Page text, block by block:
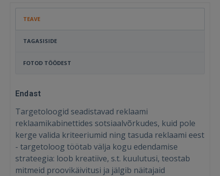
TEAVE
TAGASISIDE
FOTOD TÖÖDEST
Endast
Targetoloogid seadistavad reklaami
reklaamikabinettides sotsiaalvõrkudes, kuid pole
kerge valida kriteeriumid ning tasuda reklaami eest
- targetoloog töötab välja kogu edendamise
strateegia: loob kreatiive, s.t. kuulutusi, teostab
mitmeid proovikäivitusi ja jälgib näitajaid